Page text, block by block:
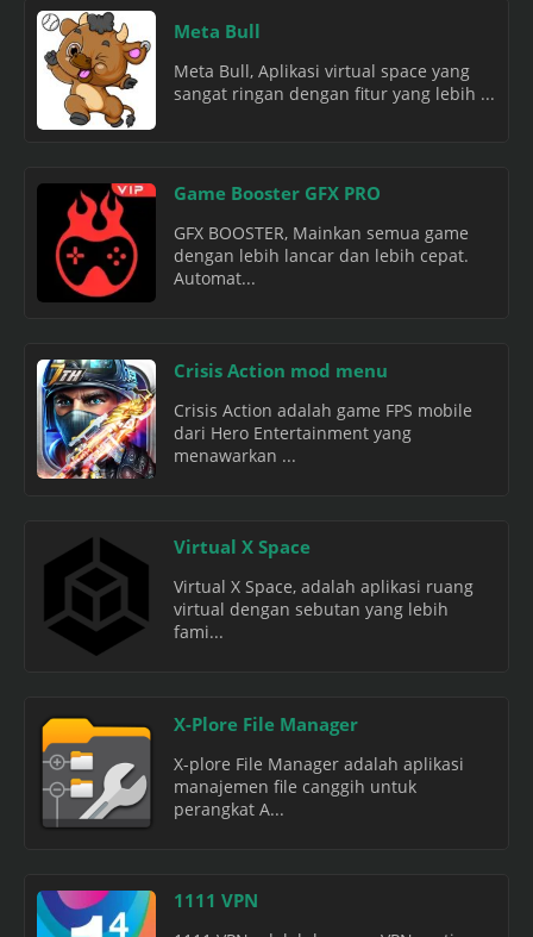
Meta Bull
Meta Bull, Aplikasi virtual space yang
sangat ringan dengan fitur yang lebih ...
Game Booster GFX PRO
GFX BOOSTER, Mainkan semua game
dengan lebih lancar dan lebih cepat.
Automat...
Crisis Action mod menu
Crisis Action adalah game FPS mobile
dari Hero Entertainment yang
menawarkan ...
Virtual X Space
Virtual X Space, adalah aplikasi ruang
virtual dengan sebutan yang lebih
fami...
X-Plore File Manager
X-plore File Manager adalah aplikasi
manajemen file canggih untuk
perangkat A...
1111 VPN